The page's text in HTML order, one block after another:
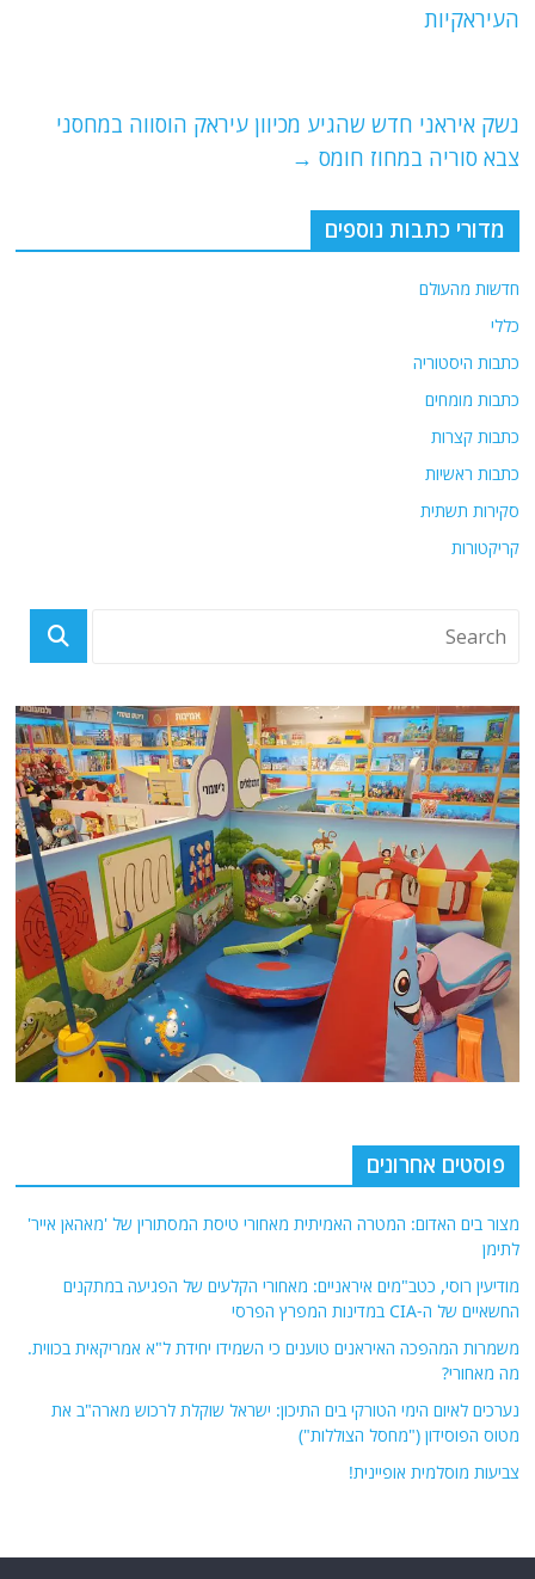
A
k
העיראקיות
נשק איראני חדש שהגיע מכיוון עיראק הוסווה במחסני
צבא סוריה במחוז חומס →
מדורי כתבות נוספים
חדשות מהעולם
כללי
כתבות היסטוריה
כתבות מומחים
כתבות קצרות
כתבות ראשיות
סקירות תשתית
קריקטורות
פוסטים אחרונים
מצור בים האדום: המטרה האמיתית מאחורי טיסת המסתורין של 'מאהאן אייר'
לתימן
מודיעין רוסי, כטב"מים איראניים: מאחורי הקלעים של הפגיעה במתקנים
החשאיים של ה-CIA במדינות המפרץ הפרסי
משמרות המהפכה האיראנים טוענים כי השמידו יחידת ל"א אמריקאית בכווית.
מה מאחורי?
נערכים לאיום הימי הטורקי בים התיכון: ישראל שוקלת לרכוש מארה"ב את
מטוס הפוסידון ("מחסל הצוללות")
צביעות מוסלמית אופיינית!